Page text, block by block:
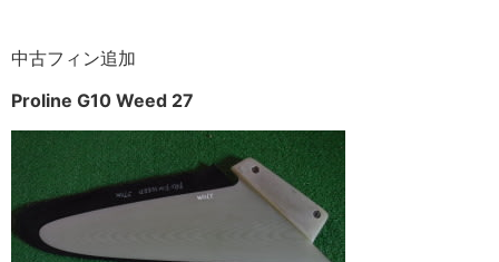
中古フィン追加
Proline G10 Weed 27